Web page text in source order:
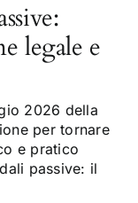
legale e
2026 della
per tornare
e pratico
passive: il